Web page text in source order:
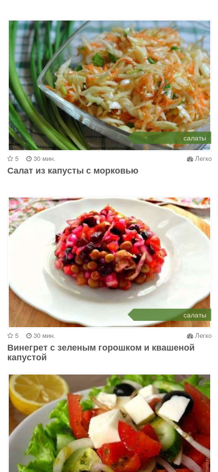
салаты
5 30 мин. Легко
Салат из капусты с морковью
салаты
5 30 мин. Легко
Винегрет с зеленым горошком и квашеной
капустой